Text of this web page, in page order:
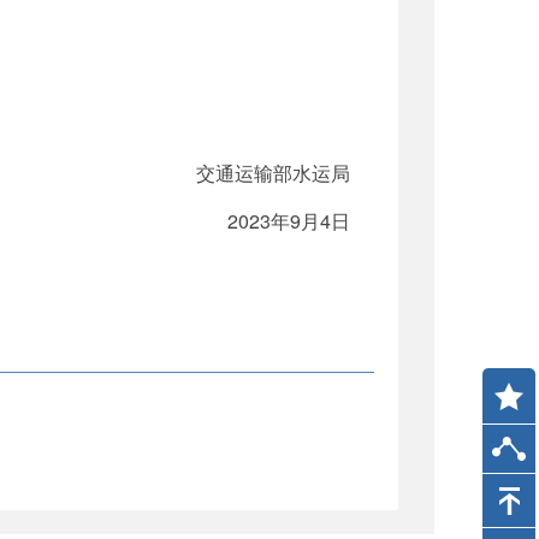
交通运输部水运局
2023年9月4日